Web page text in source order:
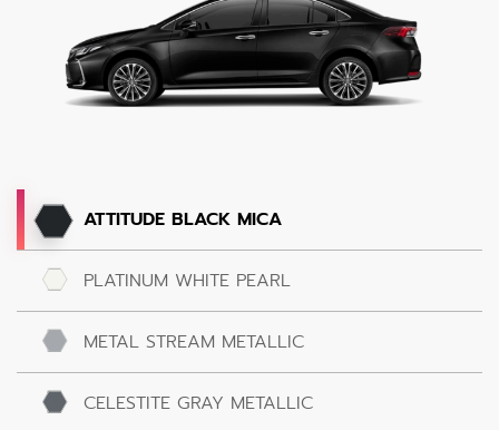
ATTITUDE BLACK MICA
PLATINUM WHITE PEARL
METAL STREAM METALLIC
CELESTITE GRAY METALLIC